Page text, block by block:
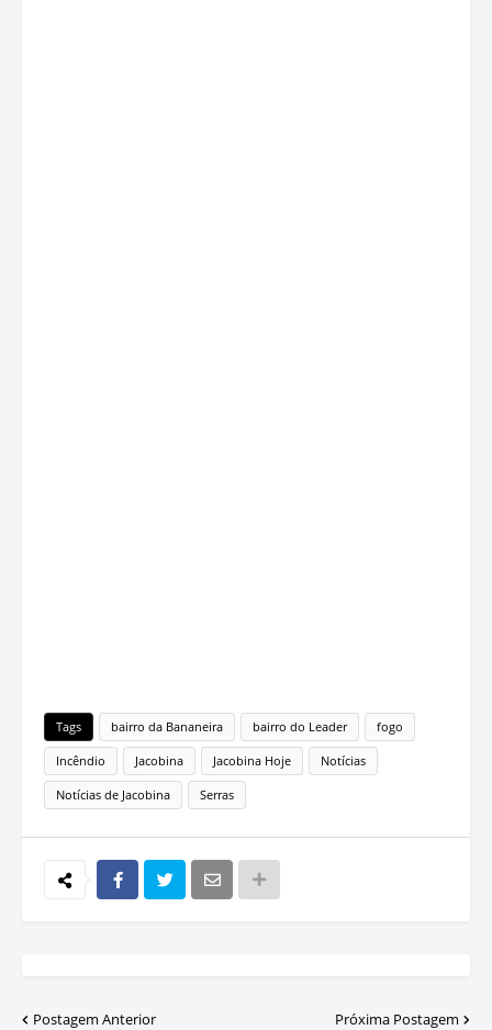
Tags bairro da Bananeira bairro do Leader fogo
Incêndio Jacobina Jacobina Hoje Notícias
Notícias de Jacobina Serras
Postagem Anterior Próxima Postagem